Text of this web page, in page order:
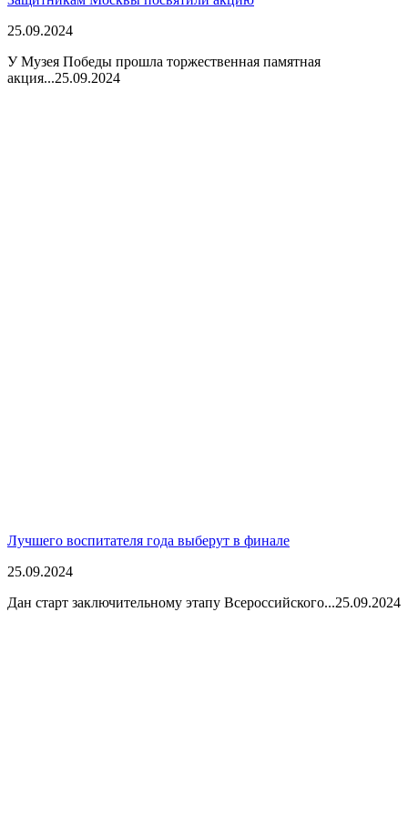
25.09.2024
У Музея Победы прошла торжественная памятная
акция...25.09.2024
Лучшего воспитателя года выберут в финале
25.09.2024
Дан старт заключительному этапу Всероссийского...25.09.2024